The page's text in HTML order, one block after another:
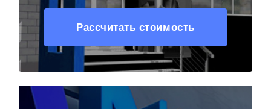
Рассчитать стоимость